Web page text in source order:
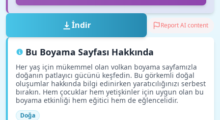
İndir Report AI content
Bu Boyama Sayfası Hakkında
Her yaş için mükemmel olan volkan boyama sayfamızla
doğanın patlayıcı gücünü keşfedin. Bu görkemli doğal
oluşumlar hakkında bilgi edinirken yaratıcılığınızı serbest
bırakın. Hem çocuklar hem yetişkinler için uygun olan bu
boyama etkinliği hem eğitici hem de eğlencelidir.
Doğa